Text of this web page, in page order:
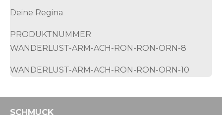
Deine Regina
PRODUKTNUMMER
WANDERLUST-ARM-ACH-RON-RON-ORN-8
WANDERLUST-ARM-ACH-RON-RON-ORN-10
SCHMUCK